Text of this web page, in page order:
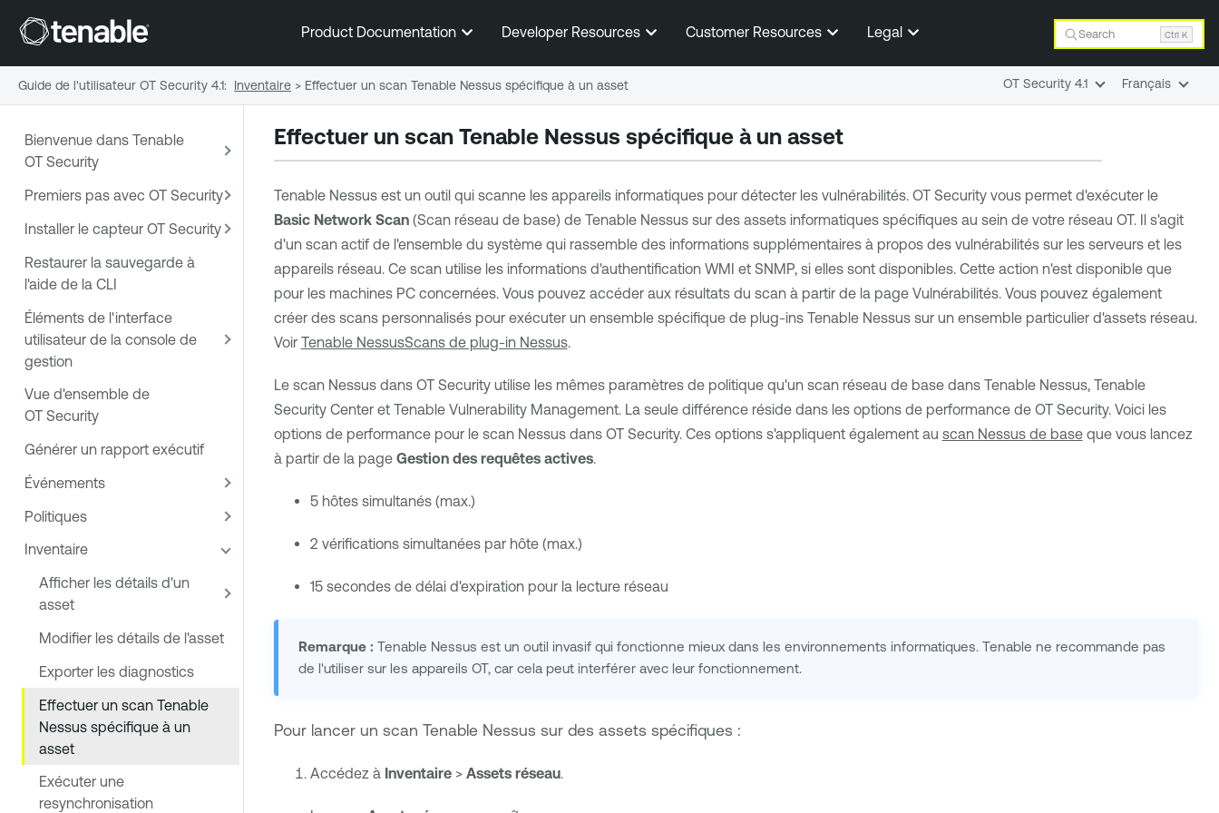
Passer au contenu principal
Product Documentation Developer Resources Customer Resources Legal Search Ctrl K
Bienvenue dans Tenable
OT Security
Premiers pas avec OT Security
Installer le capteur OT Security
Restaurer la sauvegarde à
l'aide de la CLI
Éléments de l'interface
utilisateur de la console de
gestion
Vue d'ensemble de
OT Security
Générer un rapport exécutif
Événements
Politiques
Inventaire
Afficher les détails d'un
asset
Modifier les détails de l'asset
Exporter les diagnostics
Effectuer un scan Tenable
Nessus spécifique à un
asset
Exécuter une
resynchronisation
Effectuer un scan Tenable Nessus spécifique à un asset
Tenable Nessusest un outil qui scanne les appareils informatiques pour détecter les vulnérabilités. OT Securityvous permet d'exécuter le
Basic Network Scan(Scan réseau de base) de Tenable Nessussur des assets informatiques spécifiques au sein de votre réseau OT. Il s'agit
d'un scan actif de l'ensemble du système qui rassemble des informations supplémentaires à propos des vulnérabilités sur les serveurs et les
appareils réseau. Ce scan utilise les informations d'authentification WMI et SNMP, si elles sont disponibles. Cette action n'est disponible que
pour les machines PC concernées. Vous pouvez accéder aux résultats du scan à partir de la page Vulnérabilités. Vous pouvez également
créer des scans personnalisés pour exécuter un ensemble spécifique de plug-ins Tenable Nessussur un ensemble particulier d'assets réseau.
Voir Tenable NessusScans de plug-in Nessus.
Le scan Nessus dans OT Securityutilise les mêmes paramètres de politique qu'un scan réseau de base dans Tenable Nessus, Tenable
Security Centeret Tenable Vulnerability Management. La seule différence réside dans les options de performance de OT Security. Voici les
options de performance pour le scan Nessus dans OT Security. Ces options s'appliquent également au scan Nessus de baseque vous lancez
à partir de la page Gestion des requêtes actives.
5 hôtes simultanés (max.)
2 vérifications simultanées par hôte (max.)
15 secondes de délai d'expiration pour la lecture réseau
Remarque : Tenable Nessus est un outil invasif qui fonctionne mieux dans les environnements informatiques.Tenable ne recommande pas
de l'utiliser sur les appareils OT, car cela peut interférer avec leur fonctionnement.
Pour lancer un scan Tenable Nessus sur des assets spécifiques :
Accédez à Inventaire> Assets réseau.
Guide de l'utilisateur OT Security 4.1: Inventaire > Effectuer un scan Tenable Nessus spécifique à un asset OT Security 4.1 Français